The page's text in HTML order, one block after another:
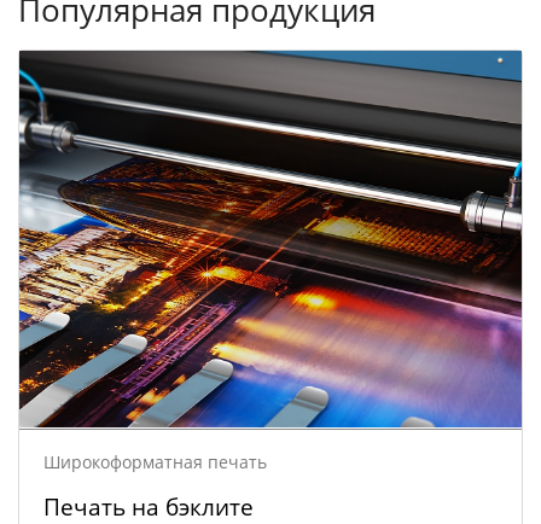
Популярная продукция
Широкоформатная печать
Печать на бэклите